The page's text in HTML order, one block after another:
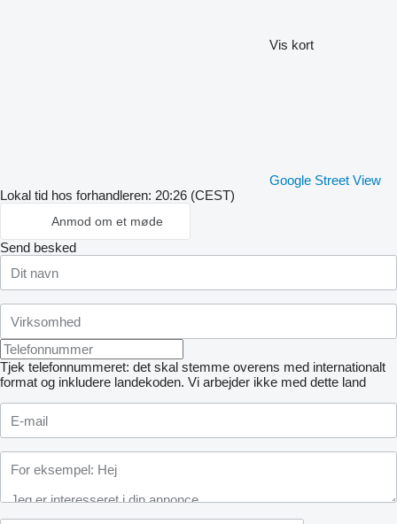
Vis kort
Google Street View
Lokal tid hos forhandleren: 20:26 (CEST)
Anmod om et møde
Send besked
Tjek telefonnummeret: det skal stemme overens med internationalt
format og inkludere landekoden. Vi arbejder ikke med dette land